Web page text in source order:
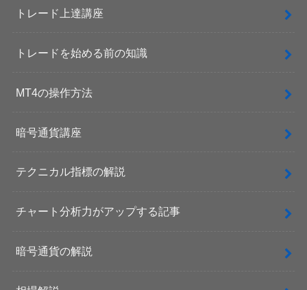
トレード上達講座
トレードを始める前の知識
MT4の操作方法
暗号通貨講座
テクニカル指標の解説
チャート分析力がアップする記事
暗号通貨の解説